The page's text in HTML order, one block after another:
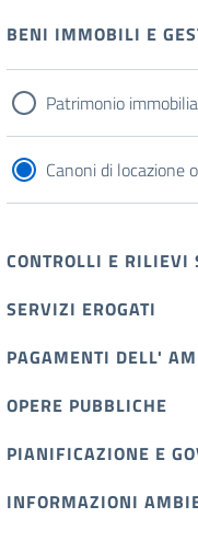
BENI IMMOBILI E
Patrimonio
Canoni di locazione
CONTROLLI E
SERVIZI EROGATI
PAGAMENTI DELL'
OPERE PUBBLICHE
PIANIFICAZIONE E
INFORMAZIONI